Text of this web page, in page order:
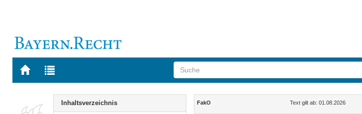
Zur
BAYERN.RECHT
Zur
letzten
Navigation
Inhaltsverzeichnis Inhalt
FakO Text gilt ab: 01.08.2026